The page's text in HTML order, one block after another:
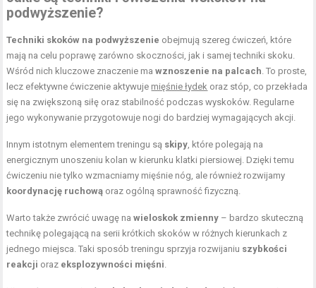
podwyższenie?
Techniki skoków na podwyższenie obejmują szereg ćwiczeń, które
mają na celu poprawę zarówno skoczności, jak i samej techniki skoku.
Wśród nich kluczowe znaczenie mawznoszenie na palcach. To proste,
lecz efektywne ćwiczenie aktywuje mięśnie łydek oraz stóp, co przekłada
się na zwiększoną siłę oraz stabilność podczas wyskoków. Regularne
jego wykonywanie przygotowuje nogi do bardziej wymagających akcji.
Innym istotnym elementem treningu są skipy, które polegają na
energicznym unoszeniu kolan w kierunku klatki piersiowej. Dzięki temu
ćwiczeniu nie tylko wzmacniamy mięśnie nóg, ale również rozwijamy
koordynację ruchową oraz ogólną sprawność fizyczną.
Warto także zwrócić uwagę nawieloskok zmienny – bardzo skuteczną
technikę polegającą na serii krótkich skoków w różnych kierunkach z
jednego miejsca. Taki sposób treningu sprzyja rozwijaniu szybkości
reakcji oraz eksplozywności mięśni.